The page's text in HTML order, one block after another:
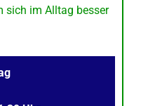
sich im Alltag besser